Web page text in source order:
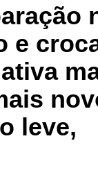
e
leve,